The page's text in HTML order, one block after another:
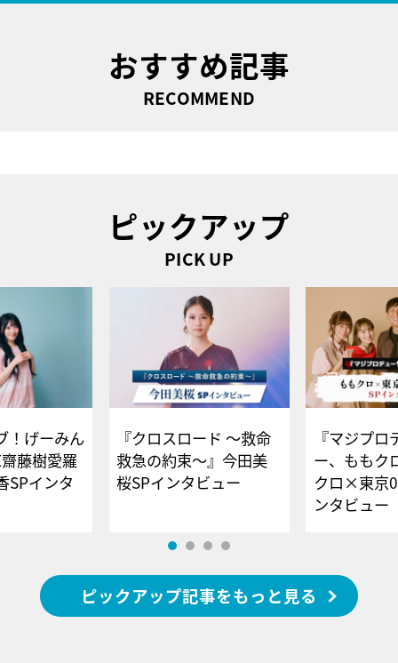
おすすめ記事
RECOMMEND
ピックアップ
PICK UP
！げーみん
藤樹愛羅
SPインタ
『クロスロード ～救命
救急の約束～』今田美
桜SPインタビュー
『マジプロ
ー、ももク
クロ×東京
ンタビュー
ピックアップ記事をもっと見る